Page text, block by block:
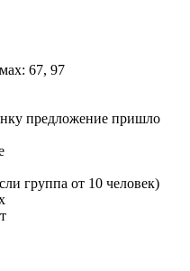
предложение пришло
группа от 10 человек)